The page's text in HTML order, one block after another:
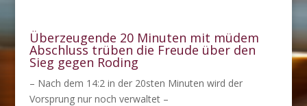
Überzeugende 20 Minuten mit müdem
Abschluss trüben die Freude über den
Sieg gegen Roding
– Nach dem 14:2 in der 20sten Minuten wird der
Vorsprung nur noch verwaltet –